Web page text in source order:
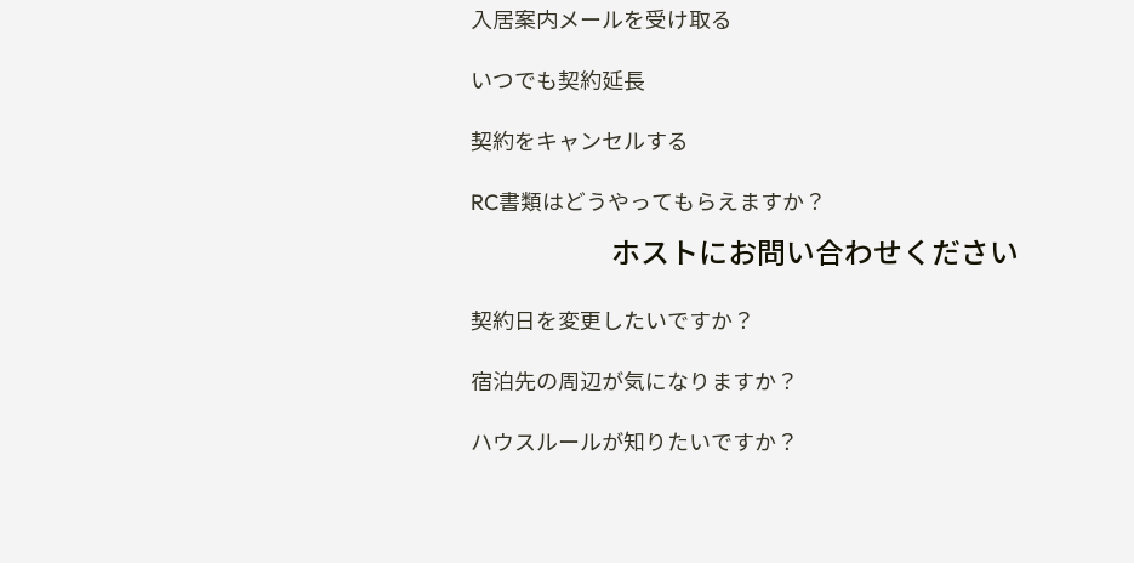
入居案内メールを受け取る
いつでも契約延長
契約をキャンセルする
RC書類はどうやってもらえますか？
ホストにお問い合わせください
契約日を変更したいですか？
宿泊先の周辺が気になりますか？
ハウスルールが知りたいですか？